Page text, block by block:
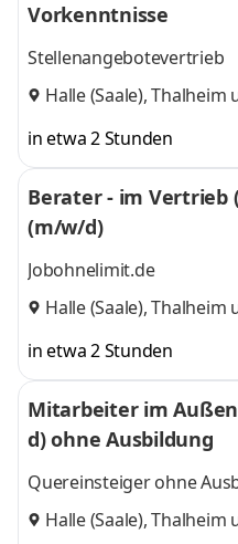
Vorkenntnisse
Stellenangebotevertrieb
Halle (Saale),Thalheim
in etwa 2 Stunden
Berater - im Vertrieb
(m/w/d)
Jobohnelimit.de
Halle (Saale),Thalheim
in etwa 2 Stunden
Mitarbeiter im
d) ohne Ausbildung
Quereinsteiger ohne
Halle (Saale),Thalheim